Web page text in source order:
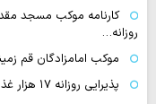
روزانه…
موکب امامزادگان قم
پذیرایی روزانه ۱۷ هزار غذا در موکب امامزادگان قم